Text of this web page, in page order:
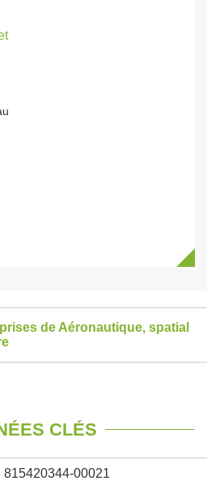
de Aéronautique, spatial
CLÉS
815420344-00021